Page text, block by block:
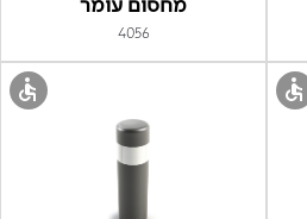
מחסום עומר
4056